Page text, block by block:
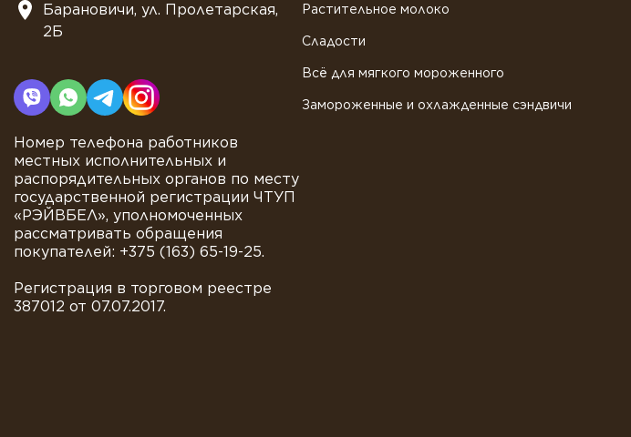
Барановичи, ул. Пролетарская,
2Б
Номер телефона работников
местных исполнительных и
распорядительных органов по месту
государственной регистрации ЧТУП
«РЭЙВБЕЛ», уполномоченных
рассматривать обращения
покупателей: +375 (163) 65-19-25.
Регистрация в торговом реестре
387012 от 07.07.2017.
Растительное молоко
Сладости
Всё для мягкого мороженного
Замороженные и охлажденные сэндвичи